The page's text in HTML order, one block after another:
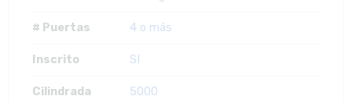
# Puertas 4 o más
Inscrito SI
Cilindrada 5000